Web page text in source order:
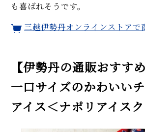
も喜ばれそうです。
三越伊勢丹オンラインストアで
【伊勢丹の通販おすす
一口サイズのかわいい
アイス＜ナポリアイス